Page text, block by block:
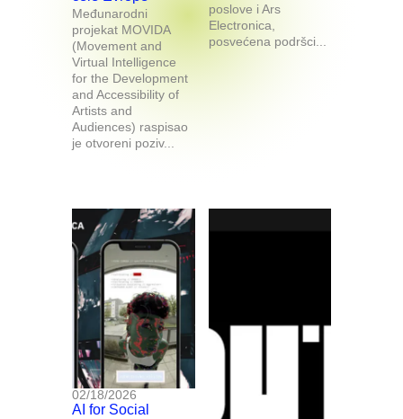
Međunarodni
projekat MOVIDA
(Movement and
Virtual Intelligence
for the Development
and Accessibility of
Artists and
Audiences) raspisao
je otvoreni poziv...
poslove i Ars
Electronica,
posvećena podršci...
02/18/2026
AI for Social